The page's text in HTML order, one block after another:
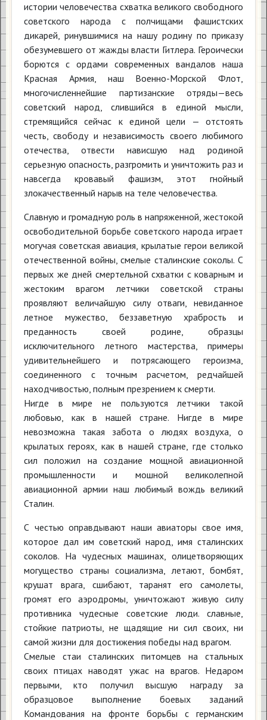
истории человечества схватка великого свободного
советского народа с полчищами фашистских
дикарей, ринувшимися на нашу родину по приказу
обезумевшего от жажды власти Гитлера. Героически
борются с ордами современных вандалов наша
Красная Армия, наш Военно-Морской Флот,
многочисленнейшие партизанские отряды—весь
советский народ, слившийся в единой мысли,
стремящийся сейчас к единой цели — отстоять
честь, свободу и независимость своего любимого
отечества, отвести нависшую над родиной
серьезную опасность, разгромить и уничтожить раз и
навсегда кровавый фашизм, этот гнойный
злокачественный нарыв на теле человечества.
Славную и громадную роль в напряженной, жестокой
освободительной борьбе советского народа играет
могучая советская авиация, крылатые герои великой
отечественной войны, смелые сталинские соколы. С
первых же дней смертельной схватки с коварным и
жестоким врагом летчики советской страны
проявляют величайшую силу отваги, невиданное
летное мужество, беззаветную храбрость и
преданность своей родине, образцы
исключительного летного мастерства, примеры
удивительнейшего и потрясающего героизма,
соединенного с точным расчетом, редчайшей
находчивостью, полным презрением к смерти.
Нигде в мире не пользуются летчики такой
любовью, как в нашей стране. Нигде в мире
невозможна такая забота о людях воздуха, о
крылатых героях, как в нашей стране, где столько
сил положил на создание мощной авиационной
промышленности и мошной великолепной
авиационной армии наш любимый вождь великий
Сталин.
С честью оправдывают наши авиаторы свое имя,
которое дал им советский народ, имя сталинских
соколов. На чудесных машинах, олицетворяющих
могущество страны социализма, летают, бомбят,
крушат врага, сшибают, таранят его самолеты,
громят его аэродромы, уничтожают живую силу
противника чудесные советские люди. славные,
стойкие патриоты, не щадящие ни сил своих, ни
самой жизни для достижения победы над врагом.
Смелые стаи сталинских питомцев на стальных
своих птицах наводят ужас на врагов. Недаром
первыми, кто получил высшую награду за
образцовое выполнение боевых заданий
Командования на фронте борьбы с германским